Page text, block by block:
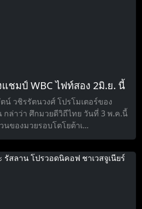
ชมป์ WBC ไฟท์สอง 2มิ.ย. นี้
น์ วชิรรัตนวงศ์ โปรโมเตอร์ของ
กล่าว่า ศึกมวยดีวิถีไทย วันที่ 3 พ.ค.นี้
ของมวยรอบโตโยต้าเ...